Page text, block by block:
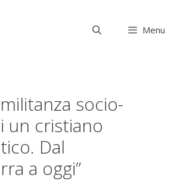
Menu
socio-
un cristiano
Dal
a oggi”